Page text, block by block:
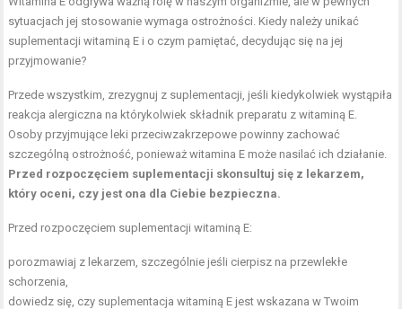
sytuacjach jej stosowanie wymaga ostrożności. Kiedy należy unikać
suplementacji witaminą E i o czym pamiętać, decydując się na jej
przyjmowanie?
Przede wszystkim, zrezygnuj z suplementacji, jeśli kiedykolwiek wystąpiła
reakcja alergiczna na którykolwiek składnik preparatu z witaminą E.
Osoby przyjmujące leki przeciwzakrzepowe powinny zachować
szczególną ostrożność, ponieważ witamina E może nasilać ich działanie.
Przed rozpoczęciem suplementacji skonsultuj się z lekarzem,
który oceni, czy jest ona dla Ciebie bezpieczna.
Przed rozpoczęciem suplementacji witaminą E:
porozmawiaj z lekarzem, szczególnie jeśli cierpisz na przewlekłe
schorzenia,
dowiedz się, czy suplementacja witaminą E jest wskazana w Twoim